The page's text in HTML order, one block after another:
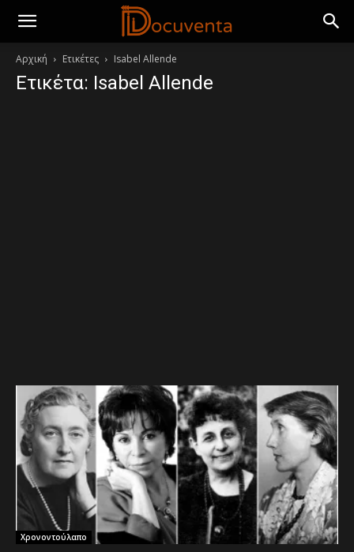
Αρχική Ετικέτες Isabel Allende
Ετικέτα: Isabel Allende
Χρονοντούλαπο